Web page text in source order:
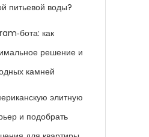
питьевой воды?
как
решение и
камней
элитную
и подобрать